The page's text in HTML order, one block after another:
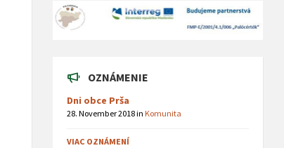
OZNÁMENIE
Dni obce Prša
28. November 2018inKomunita
VIAC OZNÁMENÍ